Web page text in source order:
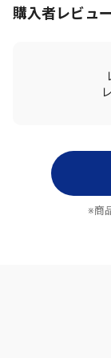
購入者レビュー
※商